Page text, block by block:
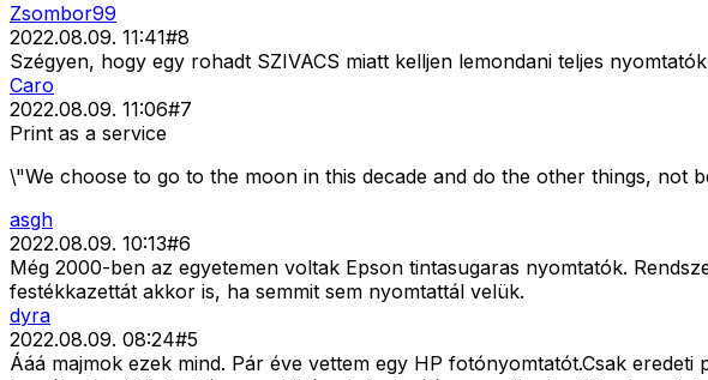
Zsombor99
2022.08.09. 11:41#8
Szégyen, hogy egy rohadt SZIVACS miatt kelljen lemondani teljes
Caro
2022.08.09. 11:06#7
Print as a service
\"We choose to go to the moon in this decade and do the other things, not
asgh
2022.08.09. 10:13#6
Még 2000-ben az egyetemen voltak Epson tintasugaras nyomtatók.
festékkazettát akkor is, ha semmit sem nyomtattál velük.
dyra
2022.08.09. 08:24#5
Ááá majmok ezek mind. Pár éve vettem egy HP fotónyomtatót.Csak